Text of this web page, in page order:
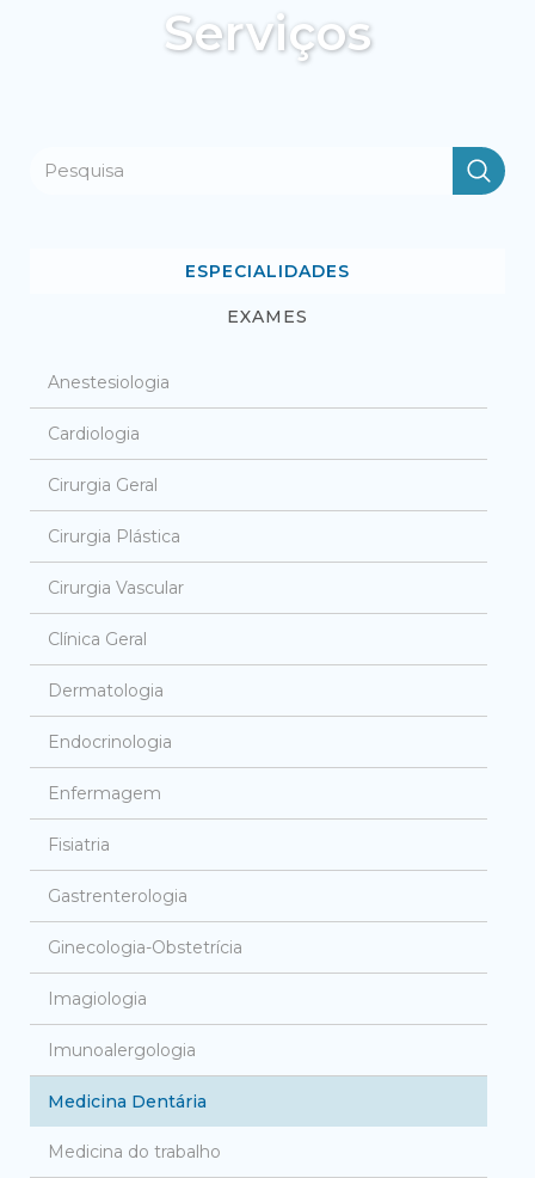
Serviços
ESPECIALIDADES
EXAMES
Anestesiologia
Cardiologia
Cirurgia Geral
Cirurgia Plástica
Cirurgia Vascular
Clínica Geral
Dermatologia
Endocrinologia
Enfermagem
Fisiatria
Gastrenterologia
Ginecologia-Obstetrícia
Imagiologia
Imunoalergologia
Medicina Dentária
Medicina do trabalho